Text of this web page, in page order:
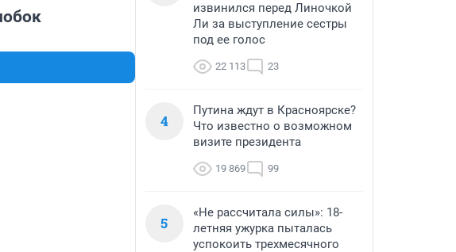
извинился перед Линочкой
Ли за выступление сестры
под ее голос
22 113 23
4
Путина ждут в Красноярске?
Что известно о возможном
визите президента
19 869 99
5
«Не рассчитала силы»: 18-
летняя ужурка пыталась
успокоить трехмесячного